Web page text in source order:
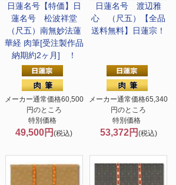
日蓮名号【特価】日
蓮名号 松波祥堂
（尺五）南無妙法蓮
華経 肉筆[受注製作品
納期約2ヶ月] ！
メーカー通常価格60,500
円のところ
特別価格
49,500円(税込)
日蓮名号 渡辺雅
心 （尺五）【全品
送料無料】日蓮宗！
メーカー通常価格65,340
円のところ
特別価格
53,372円 (税込)